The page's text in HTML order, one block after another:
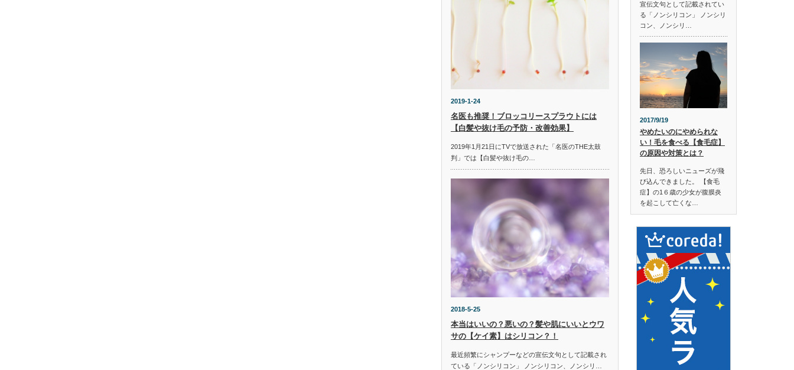
2019-1-24
名医も推奨！ブロッコリースプラウトには
【白髪や抜け毛の予防・改善効果】
2019年1月21日にTVで放送された「名医のTHE太鼓
判」では【白髪や抜け毛の…
2018-5-25
本当はいいの？悪いの？髪や肌にいいとウワ
サの【ケイ素】はシリコン？！
最近頻繁にシャンプーなどの宣伝文句として記載され
ている「ノンシリコン」 ノンシリコン、ノンシリ…
宣伝文句として記載されてい
る「ノンシリコン」 ノンシリ
コン、ノンシリ…
2017/9/19
やめたいのにやめられな
い！毛を食べる【食毛症】
の原因や対策とは？
先日、恐ろしいニューズが飛
び込んできました。 【食毛
症】の1６歳の少女が腹膜炎
を起こして亡くな…